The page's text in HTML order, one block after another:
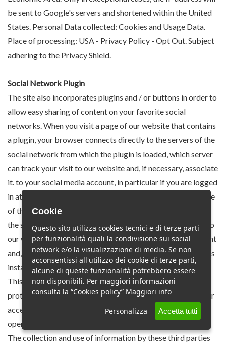
be sent to Google's servers and shortened within the United
States. Personal Data collected: Cookies and Usage Data.
Place of processing: USA - Privacy Policy - Opt Out. Subject
adhering to the Privacy Shield.
Social Network Plugin
The site also incorporates plugins and / or buttons in order to
allow easy sharing of content on your favorite social
networks. When you visit a page of our website that contains
a plugin, your browser connects directly to the servers of the
social network from which the plugin is loaded, which server
can track your visit to our website and, if necessary, associate
it. to your social media account, in particular if you are logged
in at the time of the visit or if you have recently surfed on one
of the websites containing social plugins. If you do not want
the social network to record the data relating to your visit to
our website, you must log out of your social network account
and, probably, delete the cookies that the social network has
installed in your browser.
This site has installed plugins with advanced privacy
protection functions for Users, which do not send cookies or
access the cookies on the User's browser when the page is
opened but only after clicking on the plugin.
The collection and use of information by these third parties
Cookie
Questo sito utilizza cookies tecnici e di terze parti
per funzionalità quali la condivisione sui social
network e/o la visualizzazione di media. Se non
acconsentissi all'utilizzo dei cookie di terze parti,
alcune di queste funzionalità potrebbero essere
non disponibili. Per maggiori informazioni
consulta la “Cookies policy” Maggiori info
Personalizza
Accetta tutti